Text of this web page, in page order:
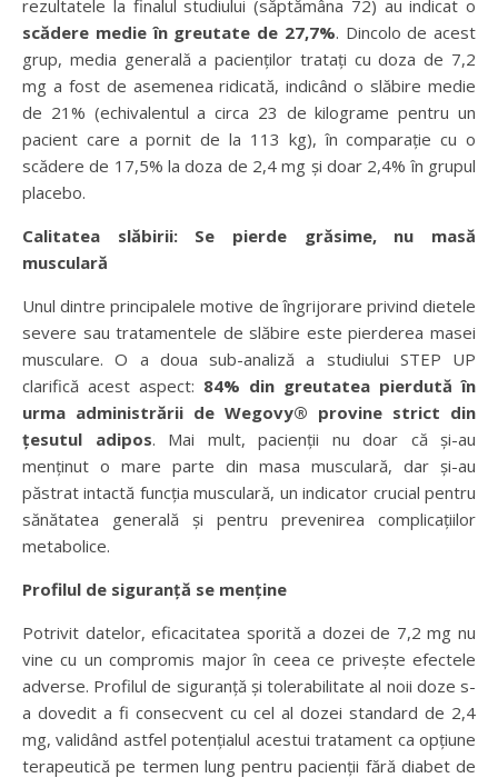
rezultatele la finalul studiului (săptămâna 72) au indicat o
scădere medie în greutate de 27,7%. Dincolo de acest
grup, media generală a pacienților tratați cu doza de 7,2
mg a fost de asemenea ridicată, indicând o slăbire medie
de 21% (echivalentul a circa 23 de kilograme pentru un
pacient care a pornit de la 113 kg), în comparație cu o
scădere de 17,5% la doza de 2,4 mg și doar 2,4% în grupul
placebo.
Calitatea slăbirii: Se pierde grăsime, nu masă
musculară
Unul dintre principalele motive de îngrijorare privind dietele
severe sau tratamentele de slăbire este pierderea masei
musculare. O a doua sub-analiză a studiului STEP UP
clarifică acest aspect: 84% din greutatea pierdută în
urma administrării de Wegovy® provine strict din
țesutul adipos. Mai mult, pacienții nu doar că și-au
menținut o mare parte din masa musculară, dar și-au
păstrat intactă funcția musculară, un indicator crucial pentru
sănătatea generală și pentru prevenirea complicațiilor
metabolice.
Profilul de siguranță se menține
Potrivit datelor, eficacitatea sporită a dozei de 7,2 mg nu
vine cu un compromis major în ceea ce privește efectele
adverse. Profilul de siguranță și tolerabilitate al noii doze s-
a dovedit a fi consecvent cu cel al dozei standard de 2,4
mg, validând astfel potențialul acestui tratament ca opțiune
terapeutică pe termen lung pentru pacienții fără diabet de